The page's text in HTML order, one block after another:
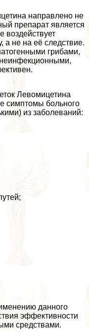
направлено не
препарат является
воздействует
а не на её следствие.
грибами,
Левомицетина
симптомы больного
из заболеваний:
данного
эффективности
средствами.